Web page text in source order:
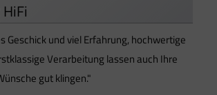
Geschick und viel Erfahrung, hochwertige
Verarbeitung lassen auch Ihre
gut klingen."